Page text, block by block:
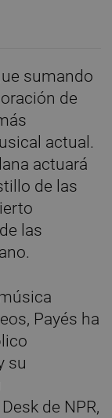
sumando
de
actual.
actuará
de las
las
Payés ha
su
de NPR,